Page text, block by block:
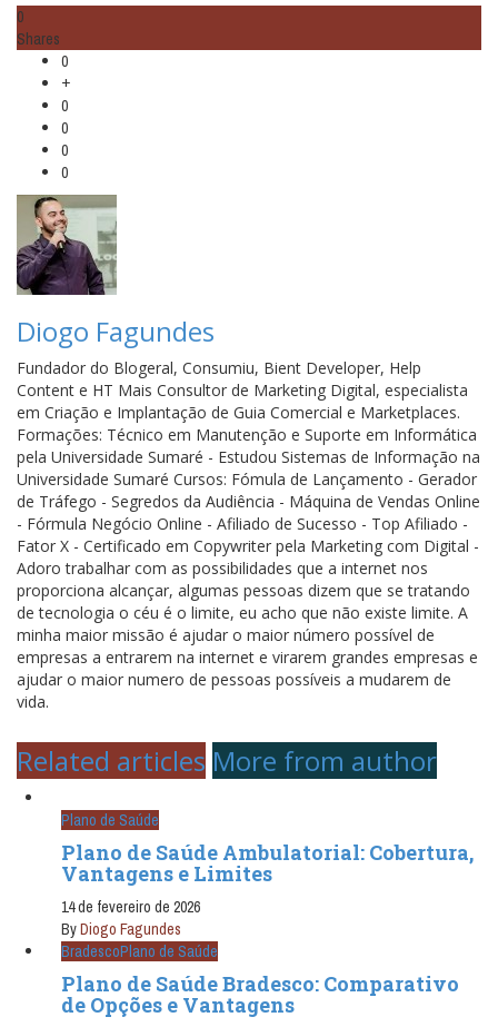
0
Shares
0
+
0
0
0
0
Diogo Fagundes
Fundador do Blogeral, Consumiu, Bient Developer, Help
Content e HT Mais Consultor de Marketing Digital, especialista
em Criação e Implantação de Guia Comercial e Marketplaces.
Formações: Técnico em Manutenção e Suporte em Informática
pela Universidade Sumaré - Estudou Sistemas de Informação na
Universidade Sumaré Cursos: Fómula de Lançamento - Gerador
de Tráfego - Segredos da Audiência - Máquina de Vendas Online
- Fórmula Negócio Online - Afiliado de Sucesso - Top Afiliado -
Fator X - Certificado em Copywriter pela Marketing com Digital -
Adoro trabalhar com as possibilidades que a internet nos
proporciona alcançar, algumas pessoas dizem que se tratando
de tecnologia o céu é o limite, eu acho que não existe limite. A
minha maior missão é ajudar o maior número possível de
empresas a entrarem na internet e virarem grandes empresas e
ajudar o maior numero de pessoas possíveis a mudarem de
vida.
Related articles More from author
Plano de Saúde
Plano de Saúde Ambulatorial: Cobertura,
Vantagens e Limites
14 de fevereiro de 2026
ByDiogo Fagundes
BradescoPlano de Saúde
Plano de Saúde Bradesco: Comparativo
de Opções e Vantagens